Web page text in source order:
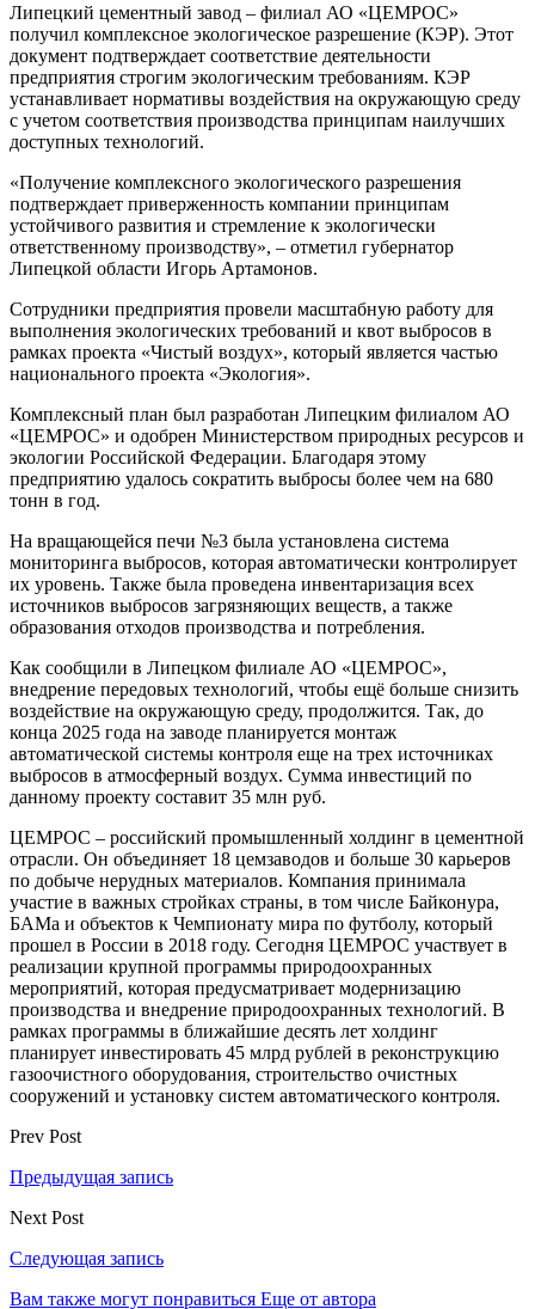
Липецкий цементный завод – филиал АО «ЦЕМРОС»
получил комплексное экологическое разрешение (КЭР). Этот
документ подтверждает соответствие деятельности
предприятия строгим экологическим требованиям. КЭР
устанавливает нормативы воздействия на окружающую среду
с учетом соответствия производства принципам наилучших
доступных технологий.
«Получение комплексного экологического разрешения
подтверждает приверженность компании принципам
устойчивого развития и стремление к экологически
ответственному производству», – отметил губернатор
Липецкой области Игорь Артамонов.
Сотрудники предприятия провели масштабную работу для
выполнения экологических требований и квот выбросов в
рамках проекта «Чистый воздух», который является частью
национального проекта «Экология».
Комплексный план был разработан Липецким филиалом АО
«ЦЕМРОС» и одобрен Министерством природных ресурсов и
экологии Российской Федерации. Благодаря этому
предприятию удалось сократить выбросы более чем на 680
тонн в год.
На вращающейся печи №3 была установлена система
мониторинга выбросов, которая автоматически контролирует
их уровень. Также была проведена инвентаризация всех
источников выбросов загрязняющих веществ, а также
образования отходов производства и потребления.
Как сообщили в Липецком филиале АО «ЦЕМРОС»,
внедрение передовых технологий, чтобы ещё больше снизить
воздействие на окружающую среду, продолжится. Так, до
конца 2025 года на заводе планируется монтаж
автоматической системы контроля еще на трех источниках
выбросов в атмосферный воздух. Сумма инвестиций по
данному проекту составит 35 млн руб.
ЦЕМРОС – российский промышленный холдинг в цементной
отрасли. Он объединяет 18 цемзаводов и больше 30 карьеров
по добыче нерудных материалов. Компания принимала
участие в важных стройках страны, в том числе Байконура,
БАМа и объектов к Чемпионату мира по футболу, который
прошел в России в 2018 году. Сегодня ЦЕМРОС участвует в
реализации крупной программы природоохранных
мероприятий, которая предусматривает модернизацию
производства и внедрение природоохранных технологий. В
рамках программы в ближайшие десять лет холдинг
планирует инвестировать 45 млрд рублей в реконструкцию
газоочистного оборудования, строительство очистных
сооружений и установку систем автоматического контроля.
Prev Post
Предыдущая запись
Next Post
Следующая запись
Вам также могут понравиться Еще от автора